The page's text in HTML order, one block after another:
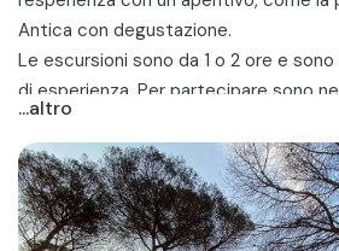
Antica con degustazione.
Le escursioni sono da 1 o 2 ore e
di esperienza. Per partecipare sono
lunghi e scarpe chiuse.
Scopri le migliori passeggiate a
fuori porta, uscite di coppia, giornate
...altro